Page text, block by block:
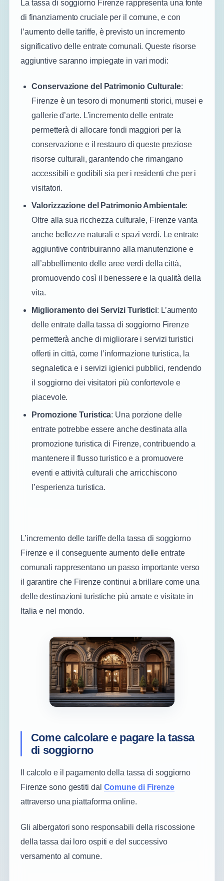
La tassa di soggiorno Firenze rappresenta una fonte
di finanziamento cruciale per il comune, e con
l’aumento delle tariffe, è previsto un incremento
significativo delle entrate comunali. Queste risorse
aggiuntive saranno impiegate in vari modi:
Conservazione del Patrimonio Culturale:
Firenze è un tesoro di monumenti storici, musei e
gallerie d’arte. L’incremento delle entrate
permetterà di allocare fondi maggiori per la
conservazione e il restauro di queste preziose
risorse culturali, garantendo che rimangano
accessibili e godibili sia per i residenti che per i
visitatori.
Valorizzazione del Patrimonio Ambientale:
Oltre alla sua ricchezza culturale, Firenze vanta
anche bellezze naturali e spazi verdi. Le entrate
aggiuntive contribuiranno alla manutenzione e
all’abbellimento delle aree verdi della città,
promuovendo così il benessere e la qualità della
vita.
Miglioramento dei Servizi Turistici: L’aumento
delle entrate dalla tassa di soggiorno Firenze
permetterà anche di migliorare i servizi turistici
offerti in città, come l’informazione turistica, la
segnaletica e i servizi igienici pubblici, rendendo
il soggiorno dei visitatori più confortevole e
piacevole.
Promozione Turistica: Una porzione delle
entrate potrebbe essere anche destinata alla
promozione turistica di Firenze, contribuendo a
mantenere il flusso turistico e a promuovere
eventi e attività culturali che arricchiscono
l’esperienza turistica.
L’incremento delle tariffe della tassa di soggiorno
Firenze e il conseguente aumento delle entrate
comunali rappresentano un passo importante verso
il garantire che Firenze continui a brillare come una
delle destinazioni turistiche più amate e visitate in
Italia e nel mondo.
Come calcolare e pagare la tassa
di soggiorno
Il calcolo e il pagamento della tassa di soggiorno
Firenze sono gestiti dal Comune di Firenze
attraverso una piattaforma online.
Gli albergatori sono responsabili della riscossione
della tassa dai loro ospiti e del successivo
versamento al comune.